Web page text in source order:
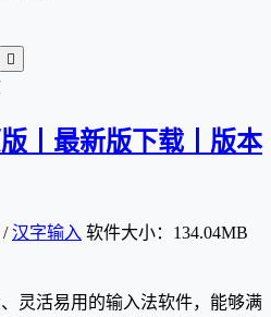

丨最新版下载丨版本
/汉字输入 软件大小：134.04MB
灵活易用的输入法软件，能够满